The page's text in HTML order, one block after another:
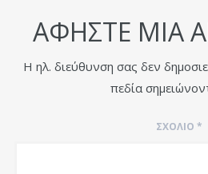
ΑΦΉΣΤΕ ΜΙΑ
Η ηλ. διεύθυνση σας δεν
πεδία
ΣΧΌΛΙΟ *